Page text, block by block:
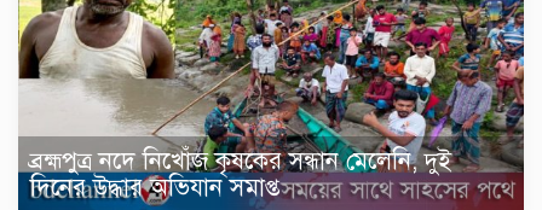
ব্রহ্মপুত্র নদে নিখোঁজ কৃষকের সন্ধান মেলেনি, দুই
দিনের উদ্ধার অভিযান সমাপ্ত